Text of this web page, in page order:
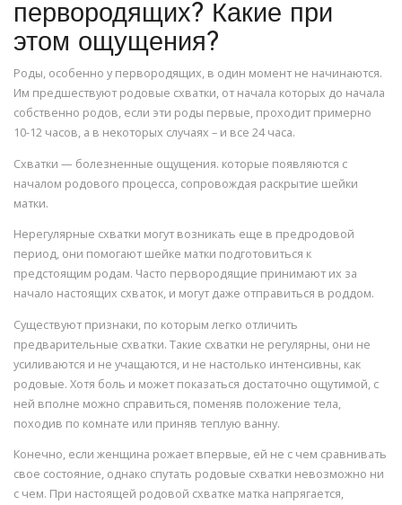
первородящих? Какие при
этом ощущения?
Роды, особенно у первородящих, в один момент не начинаются.
Им предшествуют родовые схватки, от начала которых до начала
собственно родов, если эти роды первые, проходит примерно
10-12 часов, а в некоторых случаях – и все 24 часа.
Схватки — болезненные ощущения. которые появляются с
началом родового процесса, сопровождая раскрытие шейки
матки.
Нерегулярные схватки могут возникать еще в предродовой
период, они помогают шейке матки подготовиться к
предстоящим родам. Часто первородящие принимают их за
начало настоящих схваток, и могут даже отправиться в роддом.
Существуют признаки, по которым легко отличить
предварительные схватки. Такие схватки не регулярны, они не
усиливаются и не учащаются, и не настолько интенсивны, как
родовые. Хотя боль и может показаться достаточно ощутимой, с
ней вполне можно справиться, поменяв положение тела,
походив по комнате или приняв теплую ванну.
Конечно, если женщина рожает впервые, ей не с чем сравнивать
свое состояние, однако спутать родовые схватки невозможно ни
с чем. При настоящей родовой схватке матка напрягается,